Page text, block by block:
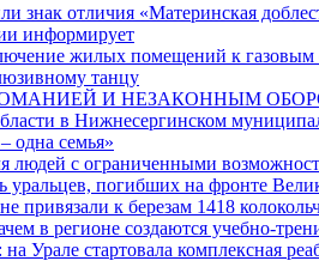
знак отличия «Материнская
информирует
жилых помещений к газовым
танцу
И НЕЗАКОННЫМ
в Нижнесергинском
одна семья»
с ограниченными
погибших на фронте
привязали к березам 1418
в регионе создаются учебно-
Урале стартовала комплексная